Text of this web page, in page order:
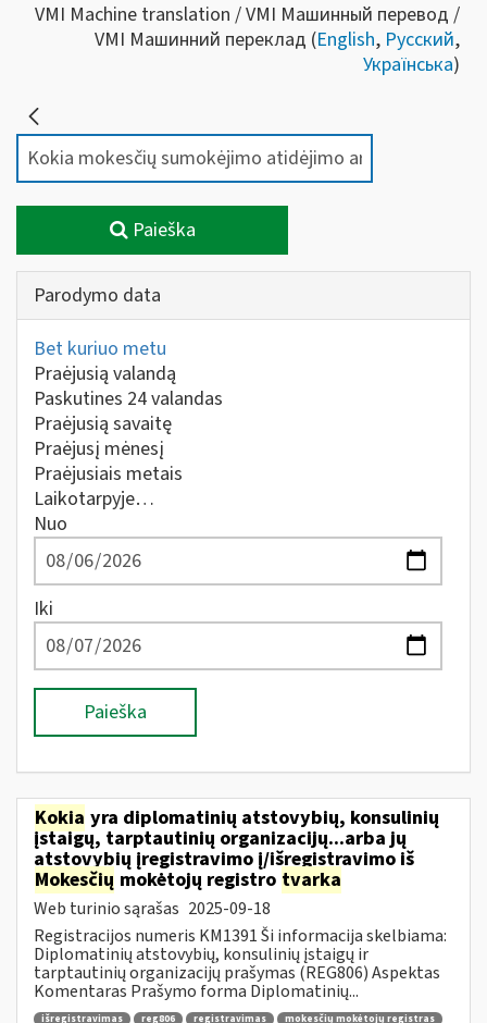
VMI Machine translation / VMI Машинный перевод /
VMI Машинний переклад (English, Русский,
Українська)
Paieška
Parodymo data
Bet kuriuo metu
Praėjusią valandą
Paskutines 24 valandas
Praėjusią savaitę
Praėjusį mėnesį
Praėjusiais metais
Laikotarpyje…
Nuo
Iki
Paieška
Kokia yra diplomatinių atstovybių, konsulinių
įstaigų, tarptautinių organizacijų...arba jų
atstovybių įregistravimo į/išregistravimo iš
Mokesčių mokėtojų registro tvarka
Web turinio sąrašas 2025-09-18
Registracijos numeris KM1391 Ši informacija skelbiama:
Diplomatinių atstovybių, konsulinių įstaigų ir
tarptautinių organizacijų prašymas (REG806) Aspektas
Komentaras Prašymo forma Diplomatinių...
išregistravimas reg806 registravimas
mokesčių mokėtojų registras